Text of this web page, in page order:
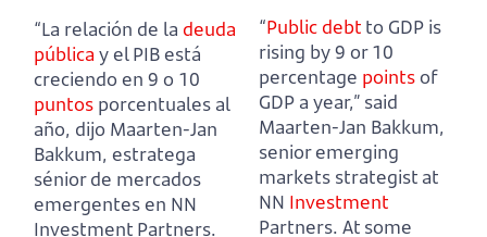
“La relación de la deuda
pública y el PIB está
creciendo en 9 o 10
puntos porcentuales al
año, dijo Maarten-Jan
Bakkum, estratega
sénior de mercados
emergentes en NN
Investment Partners.
“Public debt to GDP is
rising by 9 or 10
percentage pointsof
GDP a year,” said
Maarten-Jan Bakkum,
senior emerging
markets strategist at
NN Investment
Partners. At some